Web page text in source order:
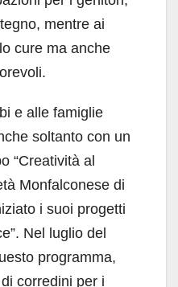
mentre ai
cure ma anche
e alle famiglie
soltanto con un
“Creatività al
Monfalconese di
i suoi progetti
Nel luglio del
programma,
corredini per i